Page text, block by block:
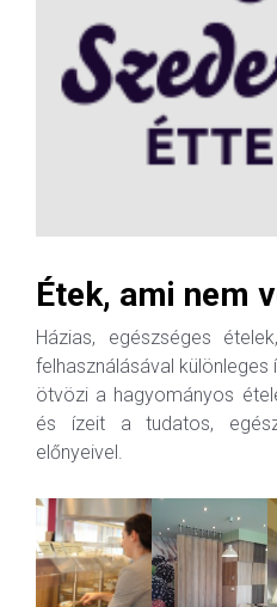
Étek, ami nem
Házias, egészséges
felhasználásával
ötvözi a hagyományos
és ízeit a tudatos,
előnyeivel.